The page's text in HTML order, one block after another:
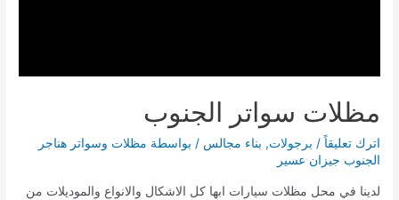
مظلات سواتر الجنوب
اترك تعليقاً / برجولات, بناء مجالس / بواسطة مظلات وسواتر هناجر
الجنوب جيزان عسير
لدينا في محل مظلات سيارات ابها كل الاشكال والانواع والموديلات من